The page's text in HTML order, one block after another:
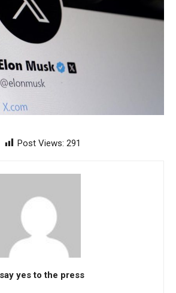
Post Views: 291
say yes to the press